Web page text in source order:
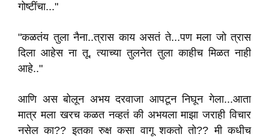
गोष्टींचा..."
"कळतंय तुला नैना..त्रास काय असतं ते...पण मला जो त्रास
दिला आहेस ना तू, त्याच्या तुलनेत तुला काहीच मिळत नाही
आहे.."
आणि अस बोलून अभय दरवाजा आपटून निघून गेला...आता
मात्र मला खरच कळत नव्हतं की अभयला माझा जराही विचार
नसेल का?? इतका रुक्ष कसा वागू शकतो तो?? मी कधीच